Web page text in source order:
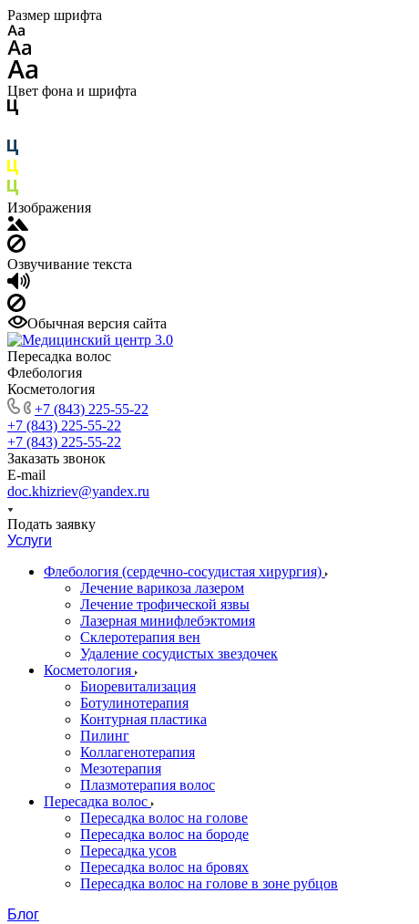
Размер шрифта
Цвет фона и шрифта
Изображения
Озвучивание текста
Обычная версия сайта
Пересадка волос
Флебология
Косметология
+7 (843) 225-55-22
+7 (843) 225-55-22
+7 (843) 225-55-22
Заказать звонок
E-mail
doc.khizriev@yandex.ru
Подать заявку
Услуги
Флебология (сердечно-сосудистая хирургия)
Лечение варикоза лазером
Лечение трофической язвы
Лазерная минифлебэктомия
Cклеротерапия вен
Удаление сосудистых звездочек
Косметология
Биоревитализация
Ботулинотерапия
Контурная пластика
Пилинг
Коллагенотерапия
Мезотерапия
Плазмотерапия волос
Пересадка волос
Пересадка волос на голове
Пересадка волос на бороде
Пересадка усов
Пересадка волос на бровях
Пересадка волос на голове в зоне рубцов
Блог